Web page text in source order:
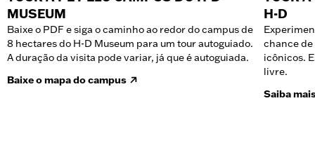
MUSEUM
Baixe o PDF e siga o caminho ao redor do campus de
8 hectares do H-D Museum para um tour autoguiado.
A duração da visita pode variar, já que é autoguiada.
Baixe o mapa do campus
H-D
chance
icônicos.
livre.
Saiba